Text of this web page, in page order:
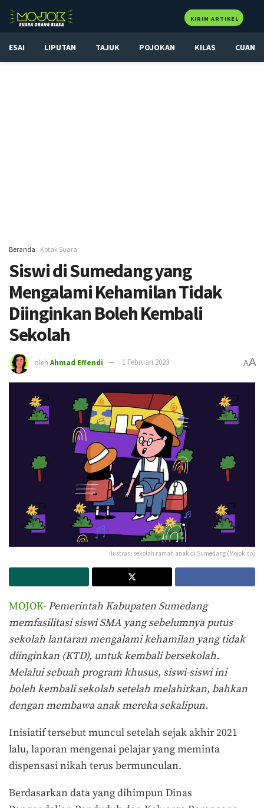
KIRIM ARTIKEL
ESAI LIPUTAN TAJUK POJOKAN KILAS CUAN
Beranda Kotak Suara
Siswi di Sumedang yang
Mengalami Kehamilan Tidak
Diinginkan Boleh Kembali
Sekolah
oleh Ahmad Effendi 1 Februari 2023 AA
Ilustrasi sekolah ramah anak di Sumedang (Mojok.co)
MOJOK- Pemerintah Kabupaten Sumedang
memfasilitasi siswi SMA yang sebelumnya putus
sekolah lantaran mengalami kehamilan yang tidak
diinginkan (KTD), untuk kembali bersekolah.
Melalui sebuah program khusus, siswi-siswi ini
boleh kembali sekolah setelah melahirkan, bahkan
dengan membawa anak mereka sekalipun.
Inisiatif tersebut muncul setelah sejak akhir 2021
lalu, laporan mengenai pelajar yang meminta
dispensasi nikah terus bermunculan.
Berdasarkan data yang dihimpun Dinas